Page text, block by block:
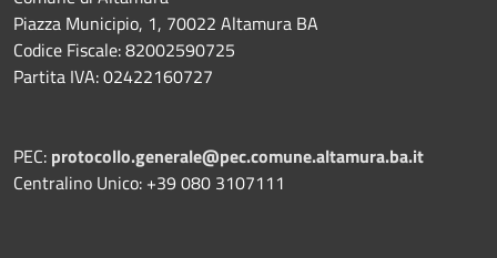
Piazza Municipio, 1, 70022 Altamura BA
Codice Fiscale: 82002590725
Partita IVA: 02422160727
PEC: protocollo.generale@pec.comune.altamura.ba.it
Centralino Unico: +39 080 3107111